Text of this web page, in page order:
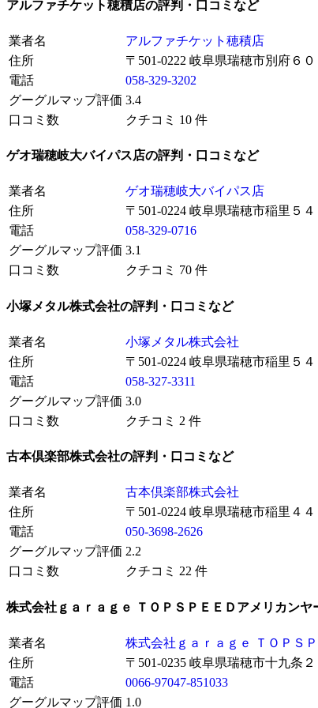
アルファチケット穂積店の評判・口コミなど
業者名
アルファチケット穂積店
住所
〒501-0222 岐阜県瑞穂市別府６０
電話
058-329-3202
グーグルマップ評価 3.4
口コミ数
クチコミ 10 件
ゲオ瑞穂岐大バイパス店の評判・口コミなど
業者名
ゲオ瑞穂岐大バイパス店
住所
〒501-0224 岐阜県瑞穂市稲里５４
電話
058-329-0716
グーグルマップ評価 3.1
口コミ数
クチコミ 70 件
小塚メタル株式会社の評判・口コミなど
業者名
小塚メタル株式会社
住所
〒501-0224 岐阜県瑞穂市稲里５４
電話
058-327-3311
グーグルマップ評価 3.0
口コミ数
クチコミ 2 件
古本倶楽部株式会社の評判・口コミなど
業者名
古本倶楽部株式会社
住所
〒501-0224 岐阜県瑞穂市稲里４４
電話
050-3698-2626
グーグルマップ評価 2.2
口コミ数
クチコミ 22 件
株式会社ｇａｒａｇｅ ＴＯＰＳＰＥＥＤアメリカンヤ
業者名
株式会社ｇａｒａｇｅ ＴＯＰＳ
住所
〒501-0235 岐阜県瑞穂市十九条２
電話
0066-97047-851033
グーグルマップ評価 1.0